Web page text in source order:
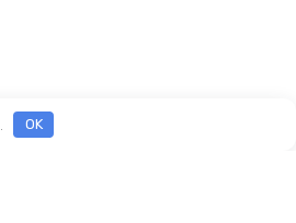
OK